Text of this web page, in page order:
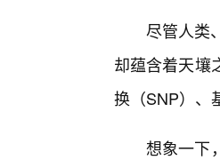
尽管人类
却蕴含着天壤
换（SNP）、
想象一下